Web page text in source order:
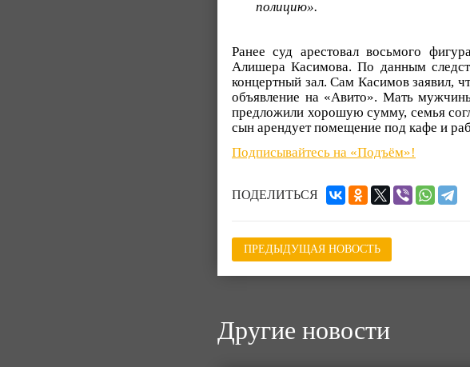
полицию».
Ранее суд арестовал восьмого
Алишера Касимова. По данным
концертный зал. Сам Касимов заявил,
объявление на «Авито». Мать
предложили хорошую сумму, семья
сын арендует помещение под кафе и
Подписывайтесь на «Подъём»!
ПОДЕЛИТЬСЯ
ПРЕДЫДУЩАЯ НОВОСТЬ
Другие новости